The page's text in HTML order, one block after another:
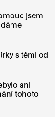
jsem
s těmi od
ani
tohoto